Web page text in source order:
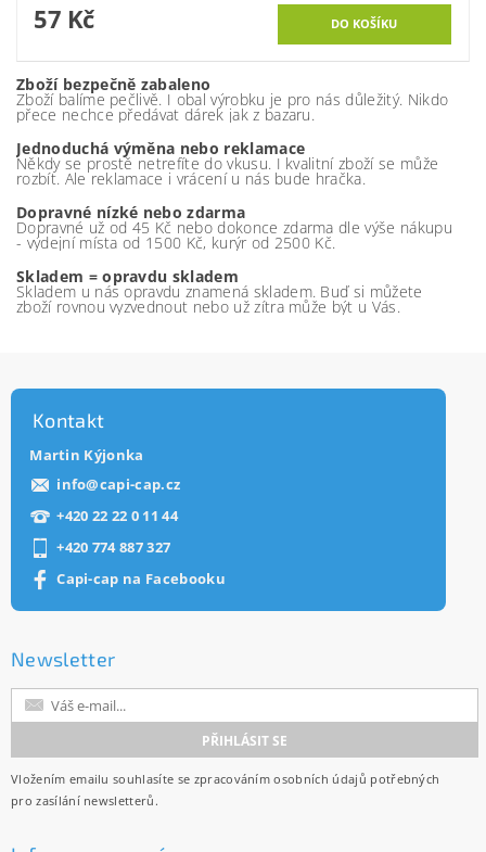
57 Kč
Zboží bezpečně zabaleno
Zboží balíme pečlivě. I obal výrobku je pro nás důležitý. Nikdo
přece nechce předávat dárek jak z bazaru.
Jednoduchá výměna nebo reklamace
Někdy se prostě netrefíte do vkusu. I kvalitní zboží se může
rozbít. Ale reklamace i vrácení u nás bude hračka.
Dopravné nízké nebo zdarma
Dopravné už od 45 Kč nebo dokonce zdarma dle výše nákupu
- výdejní místa od 1500 Kč, kurýr od 2500 Kč.
Skladem = opravdu skladem
Skladem u nás opravdu znamená skladem. Buď si můžete
zboží rovnou vyzvednout nebo už zítra může být u Vás.
Kontakt
Martin Kýjonka
info@capi-cap.cz
+420 22 22 0 11 44
+420 774 887 327
Capi-cap na Facebooku
Newsletter
Vložením emailu souhlasíte se zpracováním osobních údajů potřebných
pro zasílání newsletterů.